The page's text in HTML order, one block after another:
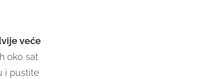
veće
oko sat
i pustite